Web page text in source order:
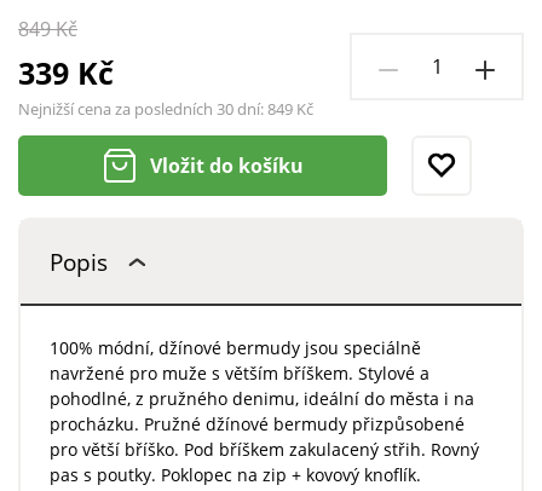
849 Kč
339 Kč
Nejnižší cena za posledních 30 dní:849 Kč
Vložit do košíku
Popis
100% módní, džínové bermudy jsou speciálně
navržené pro muže s větším bříškem. Stylové a
pohodlné, z pružného denimu, ideální do města i na
procházku. Pružné džínové bermudy přizpůsobené
pro větší bříško. Pod bříškem zakulacený střih. Rovný
pas s poutky. Poklopec na zip + kovový knoflík.